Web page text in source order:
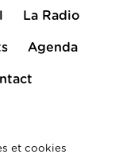
La Radio
Agenda
et cookies